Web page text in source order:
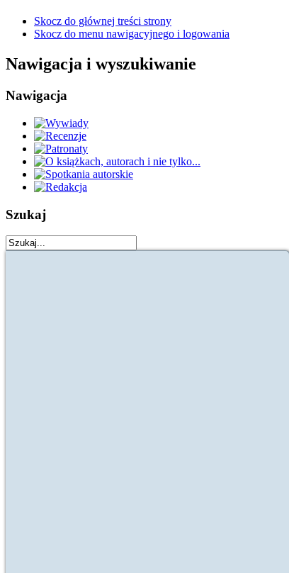
Skocz do głównej treści strony
Skocz do menu nawigacyjnego i logowania
Nawigacja i wyszukiwanie
Nawigacja
Szukaj